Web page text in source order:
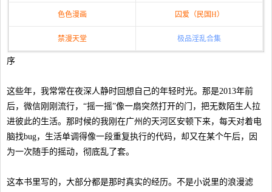
色色漫画 囚爱（民国H）
禁漫天堂 极品淫乱合集
序
这些年，我常常在夜深人静时回想自己的年轻时光。那是2013年前
后，微信刚刚流行，“摇一摇”像一扇突然打开的门，把无数陌生人拉
进彼此的生活。那时候的我刚在广州的天河区安顿下来，每天对着电
脑找bug，生活单调得像一段重复执行的代码，却又在某个午后，因
为一次随手的摇动，彻底乱了套。
这本书里写的，大部分都是那时真实的经历。不是小说里的浪漫滤